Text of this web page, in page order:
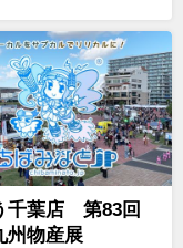
千葉店 第83回
州物産展